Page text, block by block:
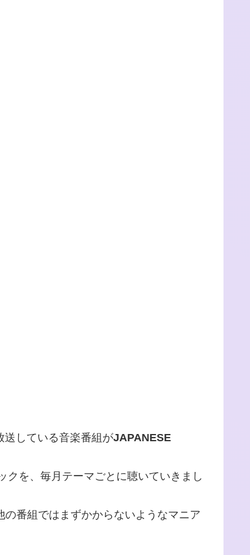
送している音楽番組がJAPANESE
クを、毎月テーマごとに聴いていきまし
番組ではまずかからないようなマニア